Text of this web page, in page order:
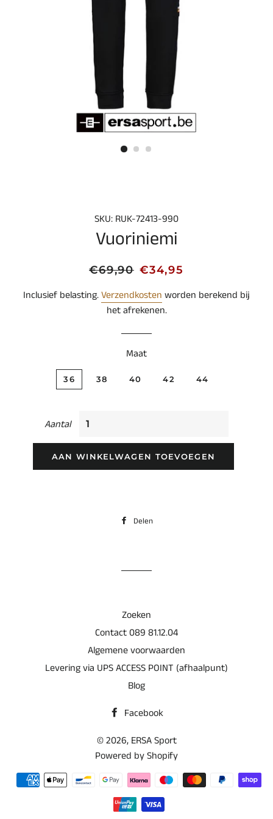
SKU: RUK-72413-990
Vuoriniemi
Normale
€69,90 Aanbiedingsprijs
€34,95
Inclusief belasting.Verzendkosten worden berekend bij
het afrekenen.
Maat
36 38 40 42 44
Aantal
AAN WINKELWAGEN TOEVOEGEN
Delen
Zoeken
Contact 089 81.12.04
Algemene voorwaarden
Levering via UPS ACCESS POINT (afhaalpunt)
Blog
Facebook
© 2026, ERSA Sport
Powered by Shopify
Betaalmethoden